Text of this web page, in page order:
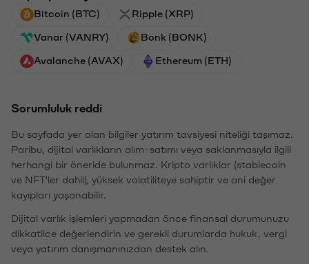
Bitcoin (BTC) Ripple (XRP)
Vanar (VANRY) Bonk (BONK)
Avalanche (AVAX) Ethereum (ETH)
Sorumluluk reddi
Bu sayfada yer alan bilgiler yatırım tavsiyesi niteliği taşımaz.
Paribu, dijital varlıkların alım-satımı veya saklanmasıyla ilgili
herhangi bir öneride bulunmaz. Kripto varlıklar (stablecoin
ve NFT'ler dahil), yüksek volatiliteye sahiptir ve ani değer
kayıpları yaşanabilir.
Dijital varlık işlemleri yapmadan önce finansal durumunuzu
dikkatlice değerlendirin ve gerekli durumlarda hukuk, vergi
veya yatırım danışmanınızdan destek alın.